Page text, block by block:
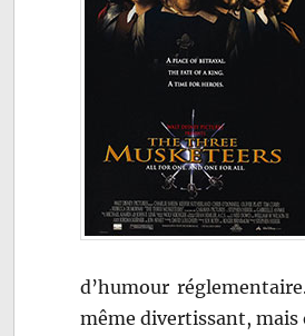
d’humour
même divertissant, mais